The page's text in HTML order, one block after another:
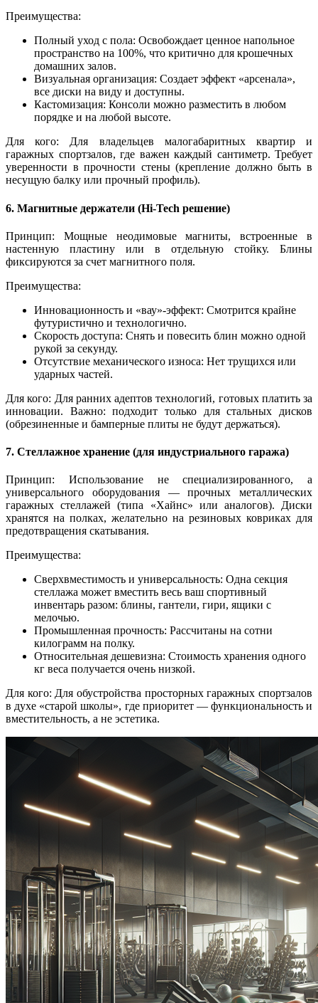
Преимущества:
Полный уход с пола: Освобождает ценное напольное
пространство на 100%, что критично для крошечных
домашних залов.
Визуальная организация: Создает эффект «арсенала»,
все диски на виду и доступны.
Кастомизация: Консоли можно разместить в любом
порядке и на любой высоте.
Для кого: Для владельцев малогабаритных квартир и
гаражных спортзалов, где важен каждый сантиметр. Требует
уверенности в прочности стены (крепление должно быть в
несущую балку или прочный профиль).
6. Магнитные держатели (Hi-Tech решение)
Принцип: Мощные неодимовые магниты, встроенные в
настенную пластину или в отдельную стойку. Блины
фиксируются за счет магнитного поля.
Преимущества:
Инновационность и «вау»-эффект: Смотрится крайне
футуристично и технологично.
Скорость доступа: Снять и повесить блин можно одной
рукой за секунду.
Отсутствие механического износа: Нет трущихся или
ударных частей.
Для кого: Для ранних адептов технологий, готовых платить за
инновации. Важно: подходит только для стальных дисков
(обрезиненные и бамперные плиты не будут держаться).
7. Стеллажное хранение (для индустриального гаража)
Принцип: Использование не специализированного, а
универсального оборудования — прочных металлических
гаражных стеллажей (типа «Хайнс» или аналогов). Диски
хранятся на полках, желательно на резиновых ковриках для
предотвращения скатывания.
Преимущества:
Сверхвместимость и универсальность: Одна секция
стеллажа может вместить весь ваш спортивный
инвентарь разом: блины, гантели, гири, ящики с
мелочью.
Промышленная прочность: Рассчитаны на сотни
килограмм на полку.
Относительная дешевизна: Стоимость хранения одного
кг веса получается очень низкой.
Для кого: Для обустройства просторных гаражных спортзалов
в духе «старой школы», где приоритет — функциональность и
вместительность, а не эстетика.